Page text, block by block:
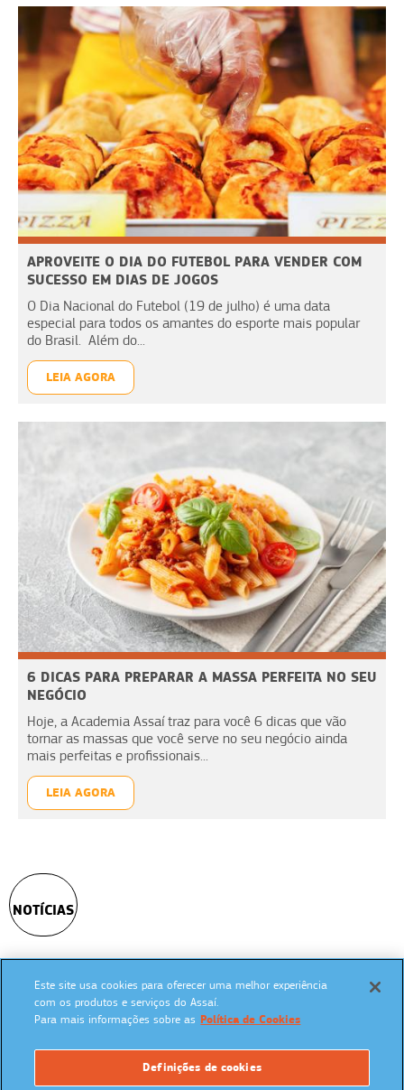
APROVEITE O DIA DO FUTEBOL PARA VENDER COM
SUCESSO EM DIAS DE JOGOS
O Dia Nacional do Futebol (19 de julho) é uma data
especial para todos os amantes do esporte mais popular
do Brasil. Além do...
LEIA AGORA
6 DICAS PARA PREPARAR A MASSA PERFEITA NO SEU
NEGÓCIO
Hoje, a Academia Assaí traz para você 6 dicas que vão
tornar as massas que você serve no seu negócio ainda
mais perfeitas e profissionais...
LEIA AGORA
NOTÍCIAS
SIGA NAS REDES SOCIAIS:
Este site usa cookies para oferecer uma melhor experiência
com os produtos e serviços do Assaí.
Para mais informações sobre as Política de Cookies
Definições de cookies